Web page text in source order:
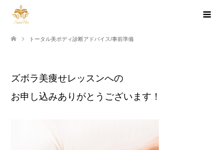
トータル美ボディ診断アドバイス/事前準備
ズボラ美痩せレッスンへの
お申し込みありがとうございます！